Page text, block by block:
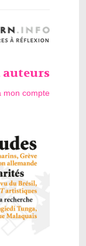
auteurs
mon compte